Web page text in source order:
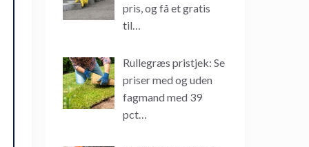
pris, og få et gratis
til…
Rullegræs pristjek: Se
priser med og uden
fagmand med 39
pct…